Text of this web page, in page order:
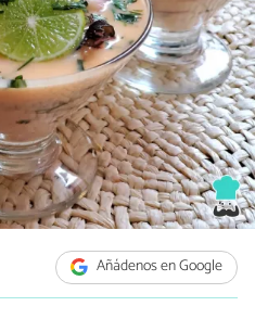
Añádenos en Google